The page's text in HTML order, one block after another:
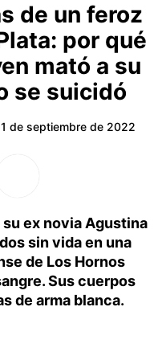
de un feroz
por qué
mató a su
se suicidó
de septiembre de 2022
ex novia Agustina
sin vida en una
de Los Hornos
Sus cuerpos
de arma blanca.